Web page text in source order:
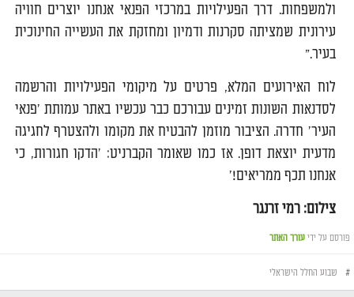
ולמשפחות. דרך הפעילויות במרכזי הפנאי אנחנו יוצרים חוויה
עירונית שמציתה סקרנות ודמיון ומחזקת את העשייה החינוכית
בעיר.”
לוח האירועים המלא, פרטים על מיקומי הפעילויות והרשמה
לסדנאות השונות זמינים עבורכם כבר עכשיו באתר עמותת 'פנאי
העיר' חדרה. הציבור מוזמן להבטיח את מקומו ולהצטרף לחגיגה
מדעית יוצאת דופן. אז כמו שאומר הקברניט: 'הדקו חגורות, כי
אנחנו תכף ממריאים!'
צילום: רמי זרנגר
פורסם על ידי עורך האתר
# שבוע החלל הישראלי